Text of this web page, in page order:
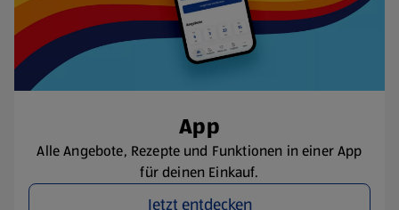
App
Alle Angebote, Rezepte und Funktionen in einer App
für deinen Einkauf.
Jetzt entdecken